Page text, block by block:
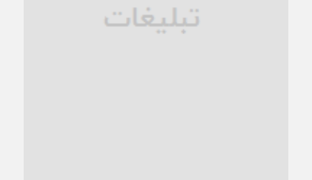
ترجیح عقلانیت ایرانی بر دیدگاه‌های آخرالزمانی